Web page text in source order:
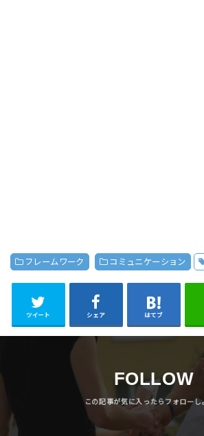
フレームワーク コミュニケーション
ツイート シェア はてブ
FOLLOW